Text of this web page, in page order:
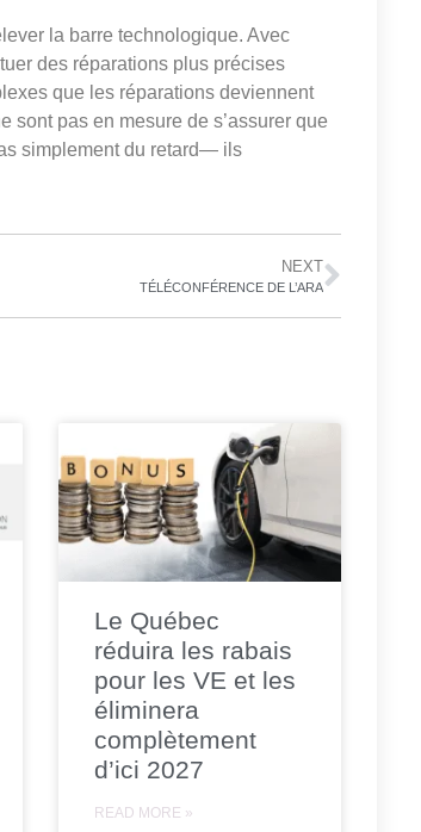
la barre technologique. Avec
des réparations plus précises
que les réparations deviennent
sont pas en mesure de s’assurer que
simplement du retard— ils
NEXT
TÉLÉCONFÉRENCE DE L’ARA
Le Québec
réduira les rabais
pour les VE et les
éliminera
complètement
d’ici 2027
READ MORE »